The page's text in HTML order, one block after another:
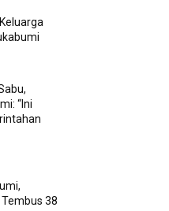
“Ini
38